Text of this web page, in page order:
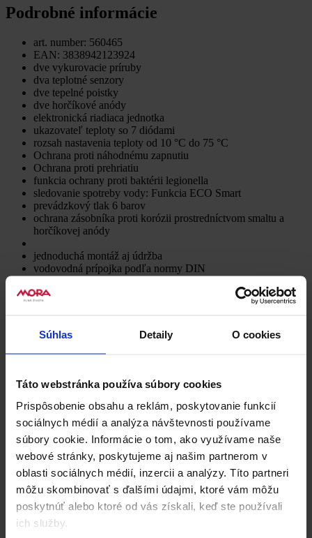
Súhlas Detaily O cookies
Táto webstránka používa súbory cookies
Prispôsobenie obsahu a reklám, poskytovanie funkcií
sociálnych médií a analýza návštevnosti používame
súbory cookie. Informácie o tom, ako využívame naše
webové stránky, poskytujeme aj našim partnerom v
oblasti sociálnych médií, inzercii a analýzy. Títo partneri
môžu skombinovať s ďalšími údajmi, ktoré vám môžu
poskytnúť alebo ktoré od vás získali, keď ste používali
ich služby.
Podrobné informácie
art. number: 560465
EAN: 3838942123924
dve vykurovacie príruby
dva teplotné senzory
dve tepelné poistky
dve horčíkové anódy
elektronická riadiaca jednotka
ukazovateľ teploty so 7 diódami
rozsah nastavenia teploty od 10 °C do 75 °C
Ochrana proti náhodnému zapnutiu
Ochrana proti prehriatiu
funkcia ochrany proti baktérii legionella
sledovanie spotreby vody: Funkcia ECO Smart
prevádzkový tlak 6 barov
ochrana zásobníka proti korózii prostredníctvom smaltu a
horčíkovej anódy
jednoduchá montáž aj údržba
vodovodná prípojka podľa normy DIN
Druh ohrevu
Ročná spotreba el. energie
Šírka
Tvar
Výška
920 mm
Hĺbka
297 mm
Hmotnosť
31 kg
Menovitý prúd
8,7 A
Denná spotreba el. energie